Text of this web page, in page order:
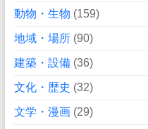
動物・生物 (159)
地域・場所(90)
建築・設備(36)
文化・歴史 (32)
文学・漫画(29)